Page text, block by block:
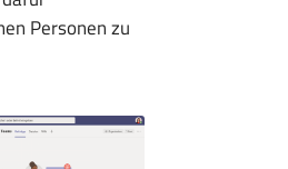
Personen zu